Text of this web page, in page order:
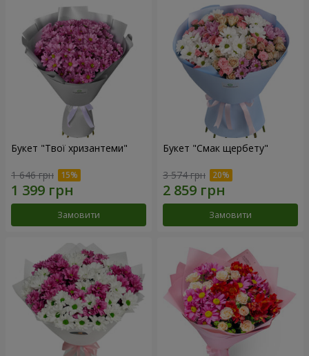
Букет "Твої хризантеми"
1 646 грн
Замовити
Букет "Смак щербету"
3 574 грн
Замовити